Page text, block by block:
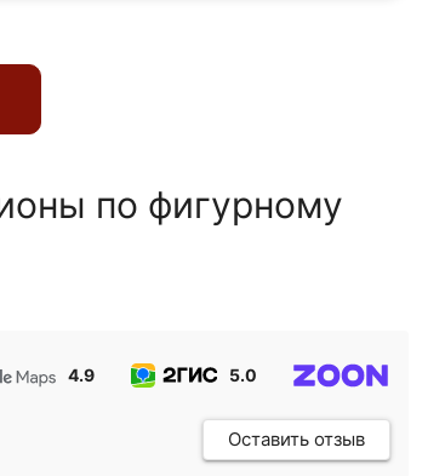
по фигурному
4.9 5.0
Оставить отзыв